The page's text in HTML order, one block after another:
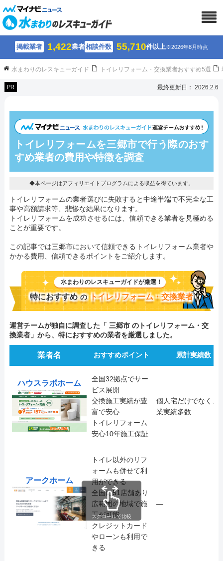
掲載業者 1,422業者相談件数 55,710件以上※2026年8月時点
水まわりのレスキューガイド トイレリフォーム・交換業者おすすめ5選
PR 最終更新日： 2026.2.6
トイレリフォームを三郷市で行う際のおす
すめ業者の費用や特徴を調査
◆本ページはアフィリエイトプログラムによる収益を得ています。
トイレリフォームの業者選びに失敗すると中途半端で不完全な工
事や高額請求等、悲惨な結果になります。
トイレリフォームを成功させるには、信頼できる業者を見極める
ことが重要です。
この記事では三郷市において信頼できるトイレリフォーム業者や
かかる費用、信頼できるポイントをご紹介します。
水まわりのレスキューガイドが厳選！
特におすすめ の トイレリフォーム・交換業者
運営チームが独自に調査した「 三郷市 のトイレリフォーム・交
換業者」から、特におすすめの業者を厳選しました。
業者名 おすすめポイント 累計実績数
ハウスラボホーム
全国32拠点でサー
ビス展開
交換施工実績が豊
富で安心
トイレリフォーム
安心10年施工保証
個人宅だけでなく、
業実績多数
アークホーム
トイレ以外のリフ
ォームも併せて利
用ができる
全国に51店舗あり
広範囲の地域で施
工が可能
クレジットカード
やローンも利用で
きる
―
スクロールで比較